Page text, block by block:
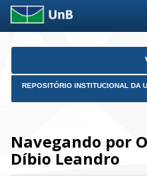
Skip
REPOSITÓRIO INSTITUCIONAL DA
Navegando por
Díbio Leandro